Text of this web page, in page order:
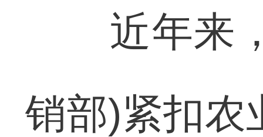
近年来，
销部)紧扣农